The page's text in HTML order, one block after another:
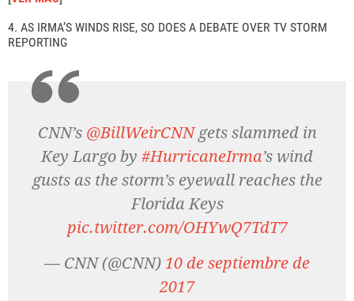
4. AS IRMA’S WINDS RISE, SO DOES A DEBATE OVER TV STORM
REPORTING
CNN’s @BillWeirCNNgets slammed in
Key Largo by #HurricaneIrma’s wind
gusts as the storm’s eyewall reaches the
Florida Keys
pic.twitter.com/OHYwQ7TdT7
— CNN (@CNN) 10 de septiembre de
2017